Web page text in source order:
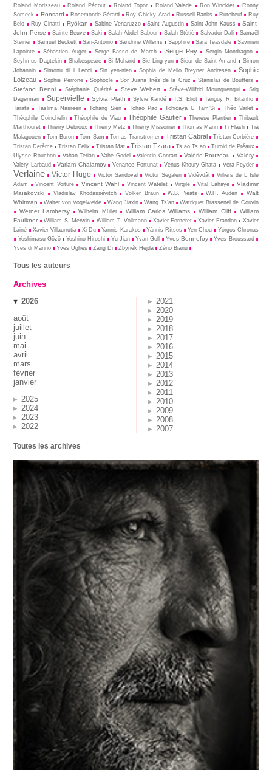
Roland Morisseau Roland Pécout Roland Topor Roland Valade Ron Winckler
Ronny
Someck
Ronsard Rosemonde Gérard Roy Chicky Arad Russell Banks Rutebeuf
Ruy
Belo
Ruy Cinatti Ryôkan Sabine Venaruzzo Saint Augustin Saint-John Kauss
Saint-
John Perse
Sainte-Beuve Saki Salah Abdel Sabour Salah Stétié Salvador Dali
Samaël
Steiner
Samuel Beckett San-Antonio Sandrine Willems Sapphire Sara Teasdale
Savinien
Lapointe
Sébastien Auger Serge Basso de March Serge Pey
Sergio Mondragón
Seyhmus Dagtekin
Shakespeare Si Mohand Sie Ling-yun Sieur de Saint-Amand
Simon
Johannin
Simonu di li Lecci Sin yen-nien Sophia de Mello Breyner Andresen
Sophie
Loizeau
Sophie Perrone Sophocle Sor Juana Inés de la Cruz Stanislas de Bouffers
Stefano Benni Stéphanie Quérité Steve Webert Stève-Wilifrid Mounguengui
Stig
Dagerman
Supervielle Sylvia Plath Sylvie Kandé T.S. Eliot
Tanguy R. Bitariho
Tarafa
Taslima Nasreen Tchang Sien Tchao Pao Tchicaya U Tam’Si
Théo Varlet
Théophile Coinchelin
Théophile de Viau Théophile Gautier Thérèse Plantier
Thibault
Marthouret
Thierry Debroux Thierry Metz Thierry Missonier Thomas Mann Ti Flash
Tia
Malagouen
Tom Buron Tom Sam Tomas Tranströmer Tristan Cabral
Tristan Corbière
Tristan Derème
Tristan Felix Tristan Mat Tristan Tzara Ts ao Ts ao
Turold de Préaux
Ulysse Rouchon
Vahan Terian Vahé Godel Valentin Conrart Valérie Rouzeau Valéry
Valery Larbaud Varlam Chalamov Venance Fortunat Vénus Khoury-Ghata Vera Feyder
Verlaine Victor Hugo Victor Sandoval Victor Segalen Vidêvdât
Villiers de L Isle
Adam
Vincent Voiture Vincent Wahl Vincent Watelet Virgile Vital Lahaye
Vladimir
Maïakovski
Vladislav Khodassévitch Volker Braun W.B. Yeats W.H. Auden
Walt
Whitman
Walter von Vogelweide Wang Jiaxin Wang Ts’an Watriquet Brassenel de Couvin
Werner Lambersy Wilhelm Müller William Carlos Williams William Cliff
William
Faulkner
William S. Merwin William T. Vollmann Xavier Forneret Xavier Frandon
Xavier
Lainé
Xavier Villaurrutia Xi Du Yannis Karakos Yànnis Rìtsos Yen Chou
Yòrgos Chronas
Yoshimasu Gôzô
Yoshino Hiroshi Yu Jian Yvan Goll Yves Bonnefoy
Yves Broussard
Yves di Manno
Yves Ughes Zang Di Zbynĕk Hejda Zéno Bianu
Tous les auteurs
Archives
2026
août
juillet
juin
mai
avril
mars
février
janvier
2025
2024
2023
2022
2021
2020
2019
2018
2017
2016
2015
2014
2013
2012
2011
2010
2009
2008
2007
Toutes les archives